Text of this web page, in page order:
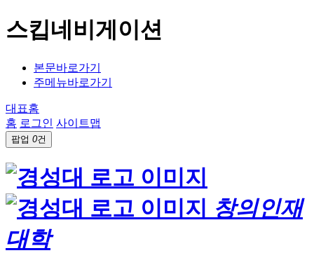
스킵네비게이션
본문바로가기
주메뉴바로가기
대표홈
홈 로그인 사이트맵
팝업 0건
창의인재
대학